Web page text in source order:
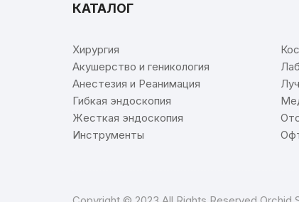
КАТАЛОГ
Хирургия
Акушерство и геникология
Анестезия и Реанимация
Гибкая эндоскопия
Жесткая эндоскопия
Инструменты